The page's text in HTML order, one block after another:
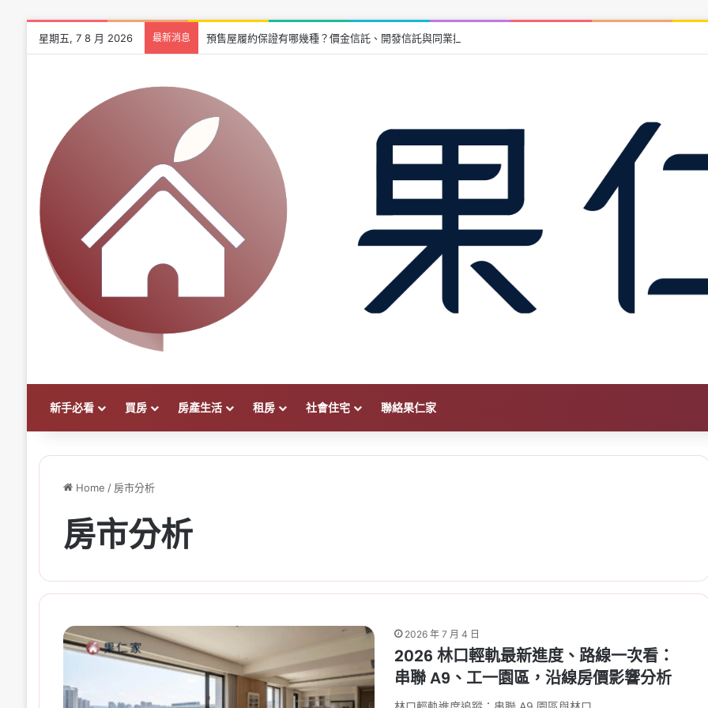
星期五, 7 8 月 2026 最新消息 預售屋履約保證有哪幾種？價金信託、開發信託與同業擔保優缺點比較
新手必看 買房 房產生活 租房 社會住宅 聯絡果仁家
Home / 房市分析
房市分析
2026 年 7 月 4 日
2026 林口輕軌最新進度、路線一次看：
串聯 A9、工一園區，沿線房價影響分析